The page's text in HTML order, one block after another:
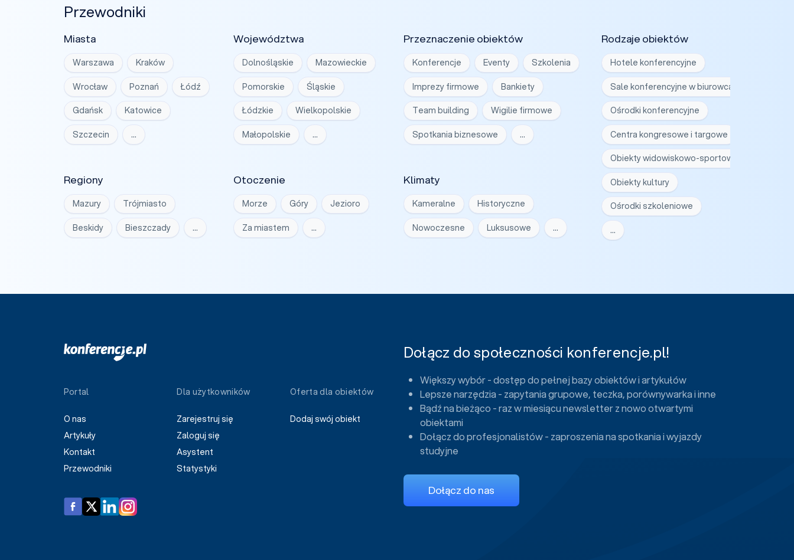
Przewodniki
Miasta
Warszawa Kraków
Wrocław Poznań Łódź
Gdańsk Katowice
Szczecin …
Województwa
Dolnośląskie Mazowieckie
Pomorskie Śląskie
Łódzkie Wielkopolskie
Małopolskie …
Regiony
Mazury Trójmiasto
Beskidy Bieszczady …
Otoczenie
Morze Góry Jezioro
Za miastem …
Klimaty
Kameralne Historyczne
Nowoczesne Luksusowe …
Przeznaczenie obiektów
Konferencje Eventy Szkolenia
Imprezy firmowe Bankiety
Team building Wigilie firmowe
Spotkania biznesowe …
Rodzaje obiektów
Hotele konferencyjne
Sale konferencyjne w biurowcach
Ośrodki konferencyjne
Centra kongresowe i targowe
Obiekty widowiskowo-sportowe
Obiekty kultury
Ośrodki szkoleniowe
…
Portal
O nas
Artykuły
Kontakt
Przewodniki
Dla użytkowników
Zarejestruj się
Zaloguj się
Asystent
Statystyki
Oferta dla obiektów
Dodaj swój obiekt
Dołącz do społeczności konferencje.pl!
Większy wybór - dostęp do pełnej bazy obiektów i artykułów
Lepsze narzędzia - zapytania grupowe, teczka, porównywarka i inne
Bądź na bieżąco - raz w miesiącu newsletter z nowo otwartymi
obiektami
Dołącz do profesjonalistów - zaproszenia na spotkania i wyjazdy
studyjne
Dołącz do nas